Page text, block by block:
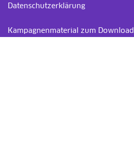
Datenschutzerklärung
Kampagnenmaterial zum Download